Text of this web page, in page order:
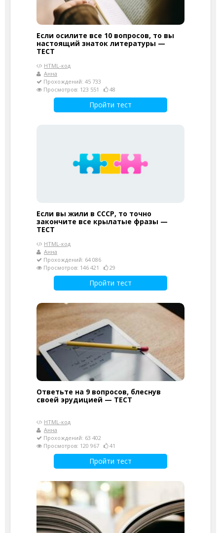
Если осилите все 10 вопросов, то вы
настоящий знаток литературы —
ТЕСТ
HTML-код
Анна
Прохождений: 45 733
Просмотров: 123 551
48
Пройти тест
Если вы жили в СССР, то точно
закончите все крылатые фразы —
ТЕСТ
HTML-код
Анна
Прохождений: 64 086
Просмотров: 146 421
29
Пройти тест
Ответьте на 9 вопросов, блеснув
своей эрудицией — ТЕСТ
HTML-код
Анна
Прохождений: 63 402
Просмотров: 120 967
41
Пройти тест